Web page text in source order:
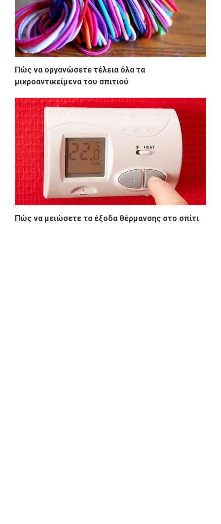
Πώς να οργανώσετε τέλεια όλα τα
μικροαντικείμενα του σπιτιού
Πώς να μειώσετε τα έξοδα θέρμανσης στο σπίτι